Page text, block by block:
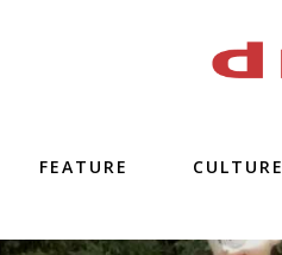
FEATURE CULTURE